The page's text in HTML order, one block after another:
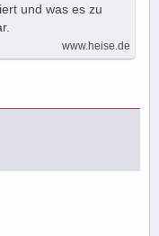
und was es zu
www.heise.de